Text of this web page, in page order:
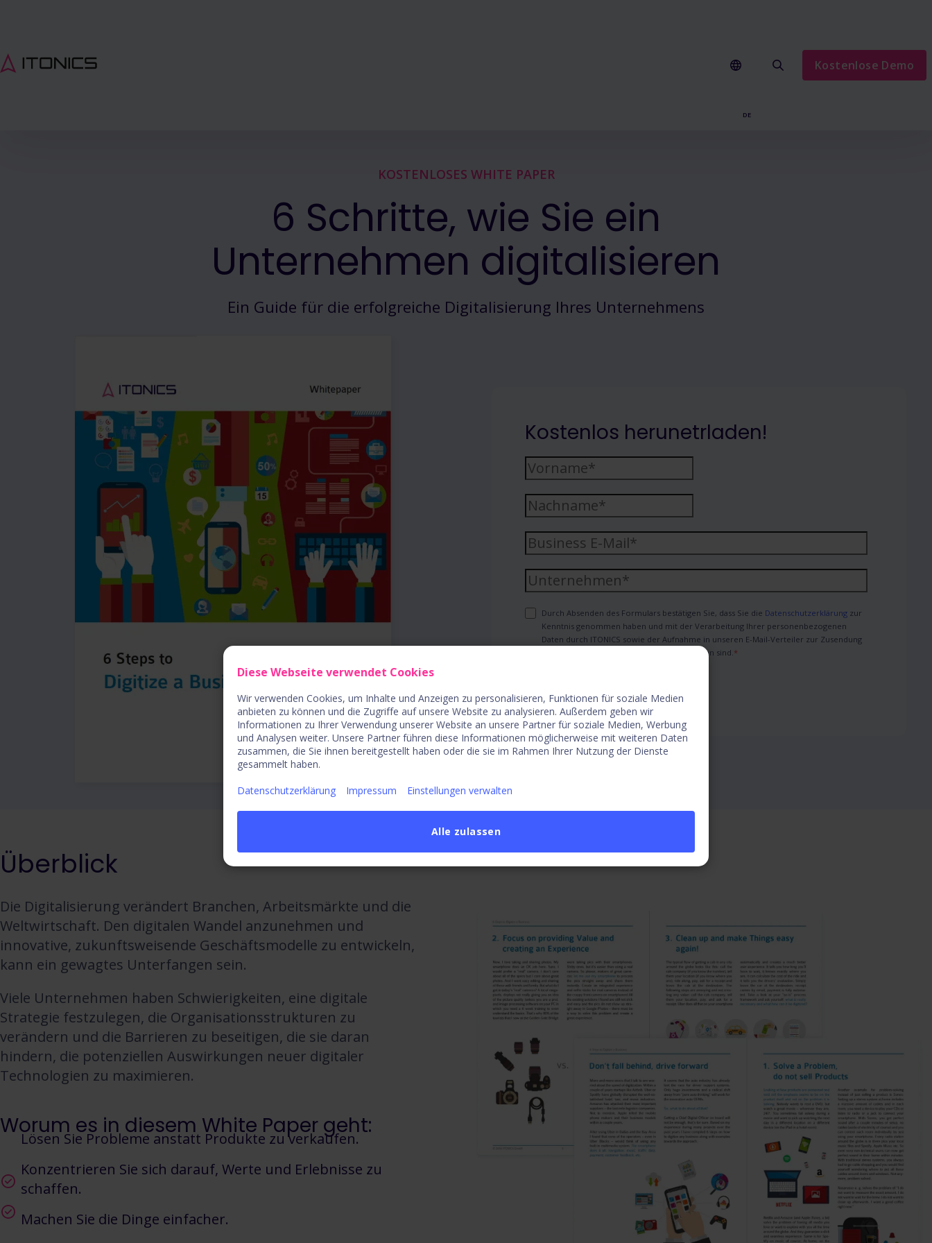
Diese Webseite verwendet Cookies
Wir verwenden Cookies, um Inhalte und Anzeigen zu personalisieren, Funktionen für soziale Medien
anbieten zu können und die Zugriffe auf unsere Website zu analysieren. Außerdem geben wir
Informationen zu Ihrer Verwendung unserer Website an unsere Partner für soziale Medien, Werbung
und Analysen weiter. Unsere Partner führen diese Informationen möglicherweise mit weiteren Daten
zusammen, die Sie ihnen bereitgestellt haben oder die sie im Rahmen Ihrer Nutzung der Dienste
gesammelt haben.
Datenschutzerklärung
Impressum Einstellungen verwalten
Alle zulassen
DE
Kostenlose Demo
KOSTENLOSES WHITE PAPER
6 Schritte, wie Sie ein
Unternehmen digitalisieren
Ein Guide für die erfolgreiche Digitalisierung Ihres Unternehmens
Kostenlos herunetrladen!
Durch Absenden des Formulars bestätigen Sie, dass Sie die Datenschutzerklärung zur
Kenntnis genommen haben und mit der Verarbeitung Ihrer personenbezogenen
Daten durch ITONICS sowie der Aufnahme in unseren E-Mail-Verteiler zur Zusendung
relevanter Updates und Inhalte einverstanden sind. *
Überblick
Die Digitalisierung verändert Branchen, Arbeitsmärkte und die
Weltwirtschaft. Den digitalen Wandel anzunehmen und
innovative, zukunftsweisende Geschäftsmodelle zu entwickeln,
kann ein gewagtes Unterfangen sein.
Viele Unternehmen haben Schwierigkeiten, eine digitale
Strategie festzulegen, die Organisationsstrukturen zu
verändern und die Barrieren zu beseitigen, die sie daran
hindern, die potenziellen Auswirkungen neuer digitaler
Technologien zu maximieren.
Worum es in diesem White Paper geht:
Lösen Sie Probleme anstatt Produkte zu verkaufen.
Konzentrieren Sie sich darauf, Werte und Erlebnisse zu
schaffen.
Machen Sie die Dinge einfacher.